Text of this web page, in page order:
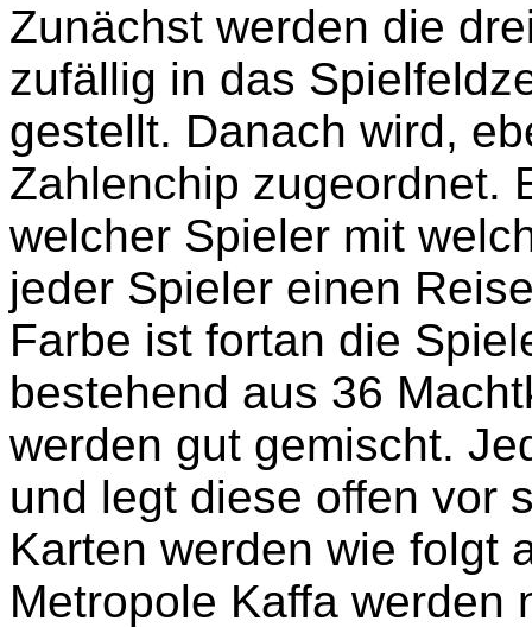
Zunächst werden die
zufällig in das
gestellt. Danach wird,
Zahlenchip zugeordnet.
welcher Spieler mit
jeder Spieler einen
Farbe ist fortan die
bestehend aus 36
werden gut gemischt.
und legt diese offen vor
Karten werden wie folgt
Metropole Kaffa werden